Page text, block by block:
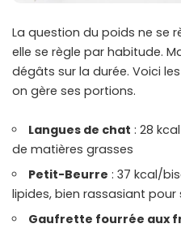
La question du poids ne se
elle se règle par habitude.
dégâts sur la durée. Voici
on gère ses portions.
Langues de chat : 28
de matières grasses
Petit-Beurre : 37 kcal/
lipides, bien rassasiant
Gaufrette fourrée aux